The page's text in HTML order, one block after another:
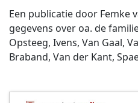
Een publicatie door Femke
gegevens over oa. de
Opsteeg, Ivens, Van Gaal,
Braband, Van der Kant,